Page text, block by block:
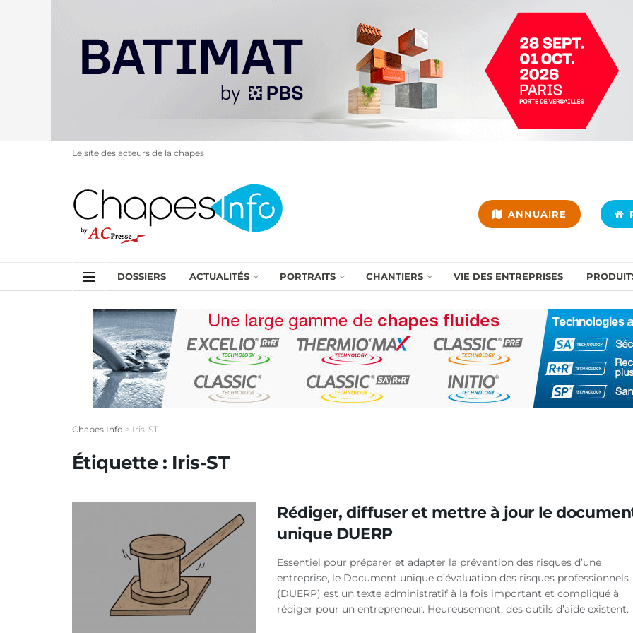
Le site des acteurs de la chapes
ANNUAIRE
DOSSIERS ACTUALITÉS PORTRAITS CHANTIERS VIE DES ENTREPRISES
Chapes Info > Iris-ST
Étiquette : Iris-ST
Rédiger, diffuser et mettre à jour le
unique DUERP
Essentiel pour préparer et adapter la prévention des risques d’une
entreprise, le Document unique d’évaluation des risques professionnels
(DUERP) est un texte administratif à la fois important et compliqué à
rédiger pour un entrepreneur. Heureusement, des outils d’aide existent.